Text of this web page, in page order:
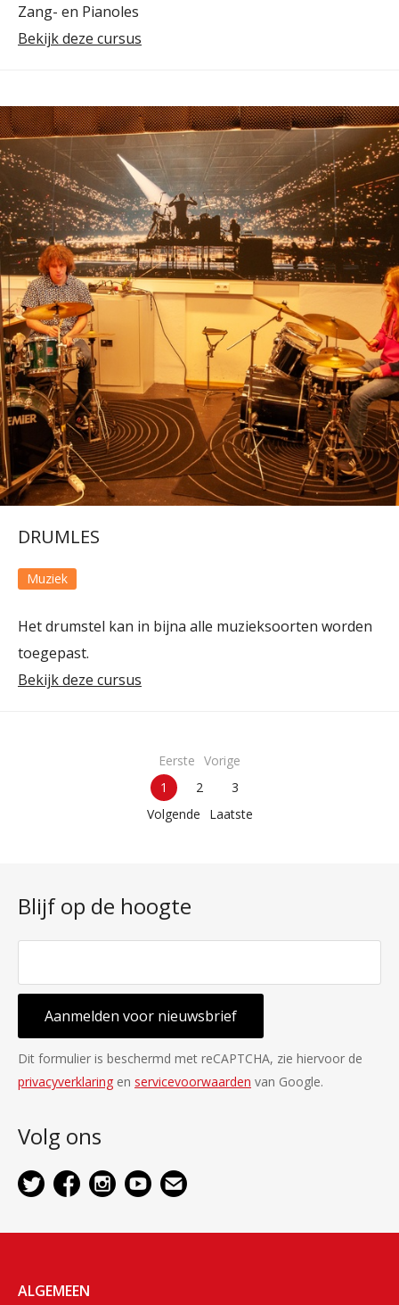
Zang- en Pianoles
Bekijk deze cursus
DRUMLES
Muziek
Het drumstel kan in bijna alle muzieksoorten worden
toegepast.
Bekijk deze cursus
Eerste Vorige
1
2
3
Volgende
Laatste
Blijf op de hoogte
Aanmelden voor nieuwsbrief
Dit formulier is beschermd met reCAPTCHA, zie hiervoor de
privacyverklaring en servicevoorwaarden van Google.
Volg ons
ALGEMEEN